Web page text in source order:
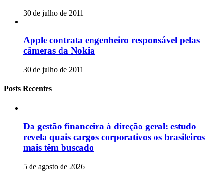
30 de julho de 2011
Apple contrata engenheiro responsável pelas
câmeras da Nokia
30 de julho de 2011
Posts Recentes
Da gestão financeira à direção geral: estudo
revela quais cargos corporativos os brasileiros
mais têm buscado
5 de agosto de 2026